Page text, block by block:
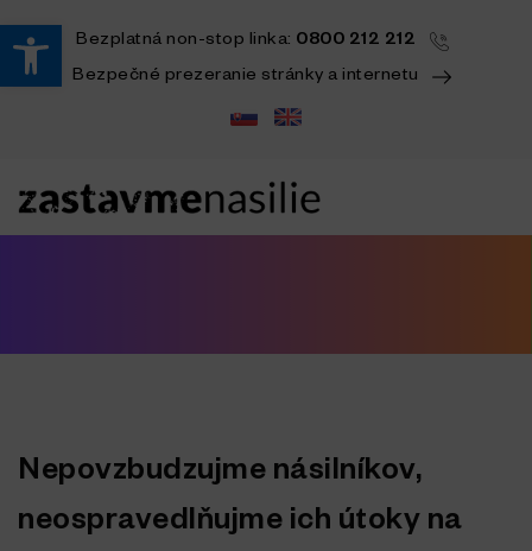
Open toolbar
Bezplatná non-stop linka: 0800 212 212
Bezpečné prezeranie stránky a internetu
Nepovzbudzujme násilníkov,
neospravedlňujme ich útoky na